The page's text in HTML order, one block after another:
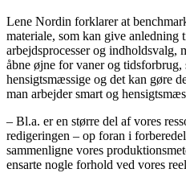
Lene Nordin forklarer at
materiale, som kan give anledning
arbejdsprocesser og indholdsvalg,
åbne øjne for vaner og
hensigtsmæssige og det kan gøre
man arbejder smart og
– Bl.a. er en større del af vores
redigeringen – op foran i
sammenligne vores
ensarte nogle forhold ved vores